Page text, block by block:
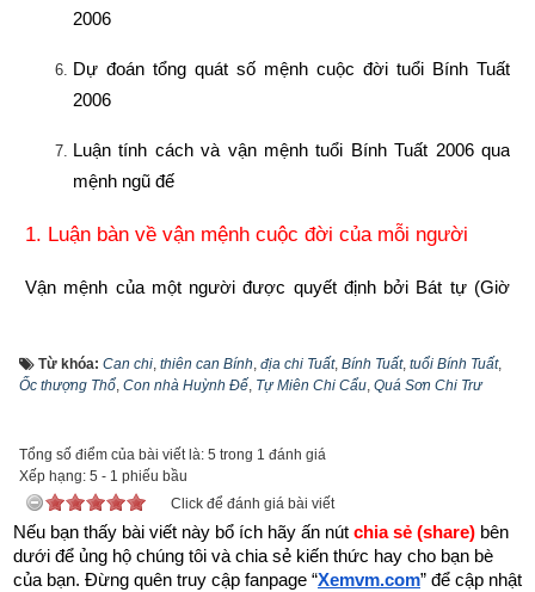
2006
Dự đoán tổng quát số mệnh cuộc đời tuổi Bính Tuất
2006
Luận tính cách và vận mệnh tuổi Bính Tuất 2006 qua
mệnh ngũ đế
1. Luận bàn về vận mệnh cuộc đời của mỗi người
Vận mệnh của một người được quyết định bởi Bát tự (Giờ
xấu của mỗi người cần phải tổng thể từ sinh vượng suy
coi một trụ nào đó làm chính. Vì vậy quan điểm năm tốt không
bằng tháng tốt, tháng tốt không bằng ngày tốt, ngày tốt không
bằng giờ tốt là phiến diện còn quan niệm năm sinh quyết định
toàn bộ vận mệnh còn người thì lại càng sai lầm hơn nữa.
Vậy hiểu như thế nào mới lại đúng?
Từ khóa: Can chi, thiên can Bính, địa chi Tuất, Bính Tuất, tuổi Bính Tuất,
Ốc thượng Thổ, Con nhà Huỳnh Ðế, Tự Miên Chi Cẩu, Quá Sơn Chi Trư
Tổng số điểm của bài viết là: 5 trong 1 đánh giá
Xếp hạng: 5 - 1 phiếu bầu
Click để đánh giá bài viết
Nếu bạn thấy bài viết này bổ ích hãy ấn nút chia sẻ (share) bên
dưới để ủng hộ chúng tôi và chia sẻ kiến thức hay cho bạn bè
của bạn. Đừng quên truy cập fanpage “Xemvm.com” để cập nhật